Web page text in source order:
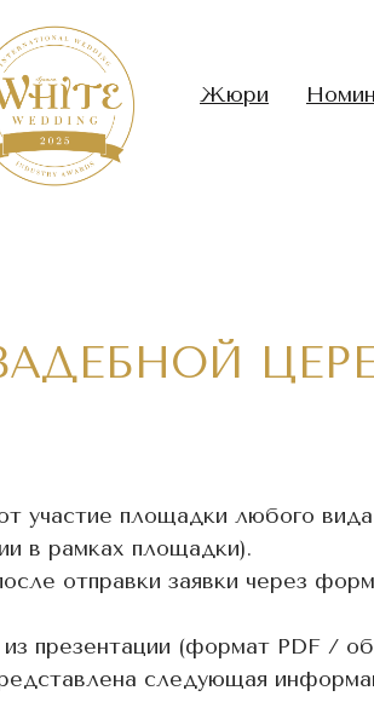
Жюри
участие площадки любого
в рамках площадки).
отправки заявки через
из презентации (формат PDF /
следующая